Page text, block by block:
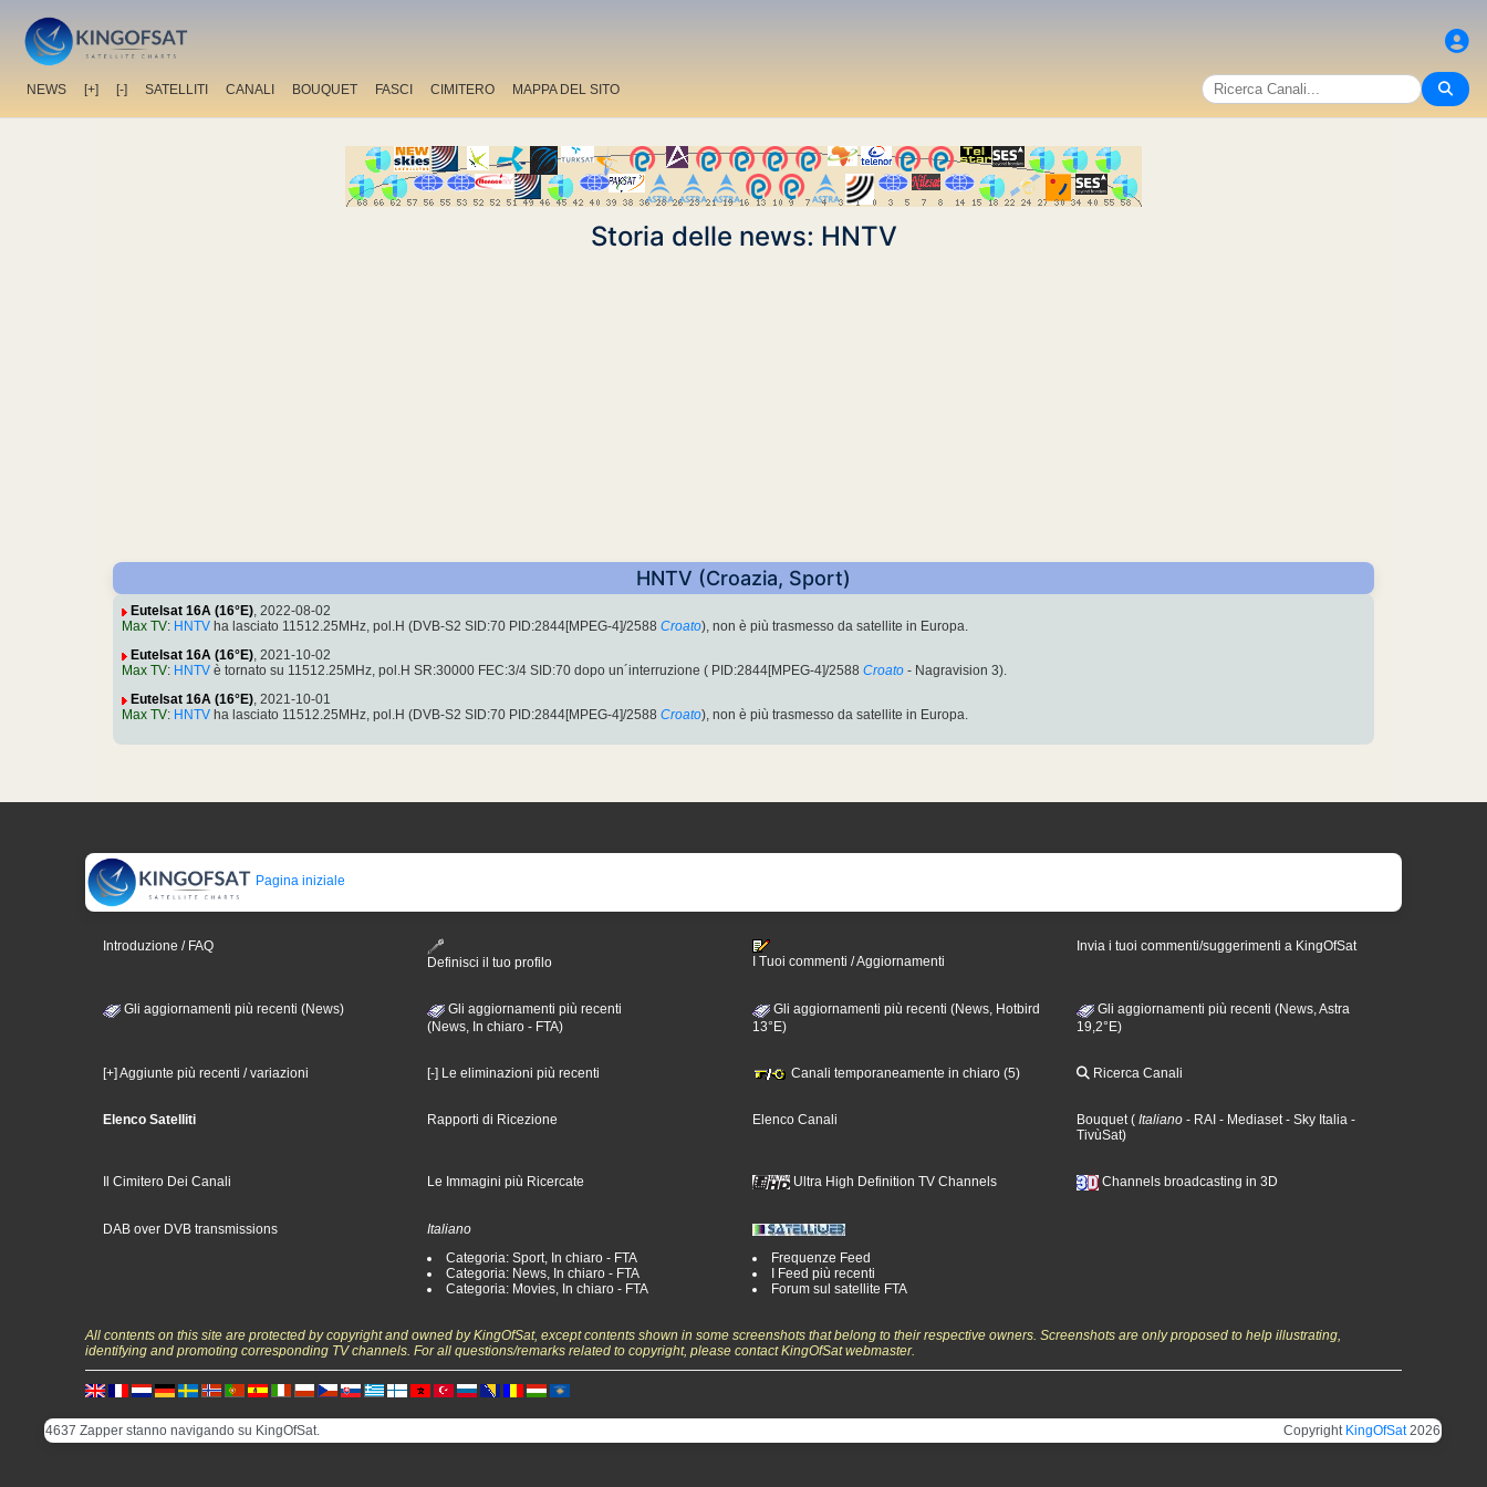
NEWS [+] [-] SATELLITI CANALI BOUQUET FASCI CIMITERO MAPPA DEL SITO
Storia delle news: HNTV
HNTV (Croazia, Sport)
Eutelsat 16A (16°E), 2022-08-02
Max TV: HNTV ha lasciato 11512.25MHz, pol.H (DVB-S2 SID:70 PID:2844[MPEG-4]/2588 Croato), non è più trasmesso da satellite in Europa.
Eutelsat 16A (16°E), 2021-10-02
Max TV: HNTV è tornato su 11512.25MHz, pol.H SR:30000 FEC:3/4 SID:70 dopo un´interruzione ( PID:2844[MPEG-4]/2588 Croato - Nagravision 3).
Eutelsat 16A (16°E), 2021-10-01
Max TV: HNTV ha lasciato 11512.25MHz, pol.H (DVB-S2 SID:70 PID:2844[MPEG-4]/2588 Croato), non è più trasmesso da satellite in Europa.
Pagina iniziale
Introduzione / FAQ
Definisci il tuo profilo
I Tuoi commenti / Aggiornamenti
Invia i tuoi commenti/suggerimenti a KingOfSat
Gli aggiornamenti più recenti (News)
Gli aggiornamenti più recenti
(News, In chiaro - FTA)
Gli aggiornamenti più recenti (News, Hotbird
13°E)
Gli aggiornamenti più recenti (News, Astra
19,2°E)
[+] Aggiunte più recenti / variazioni [-] Le eliminazioni più recenti Canali temporaneamente in chiaro (5) Ricerca Canali
Elenco Satelliti Rapporti di Ricezione Elenco Canali Bouquet( Italiano - RAI - Mediaset- Sky Italia -
TivùSat)
Il Cimitero Dei Canali Le Immagini più Ricercate Ultra High Definition TV Channels Channels broadcasting in 3D
DAB over DVB transmissions
Italiano
Categoria: Sport, In chiaro - FTA
Categoria: News, In chiaro - FTA
Categoria: Movies, In chiaro - FTA
Frequenze Feed
I Feed più recenti
Forum sul satellite FTA
All contents on this site are protected by copyright and owned by KingOfSat, except contents shown in some screenshots that belong to their respective owners. Screenshots are only proposed to help illustrating,
identifying and promoting corresponding TV channels. For all questions/remarks related to copyright, please contact KingOfSat webmaster.
4637 Zapper stanno navigando su KingOfSat. Copyright KingOfSat2026